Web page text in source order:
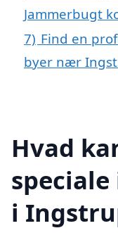
Jammerbugt
7) Find en
byer nær
Hvad
i